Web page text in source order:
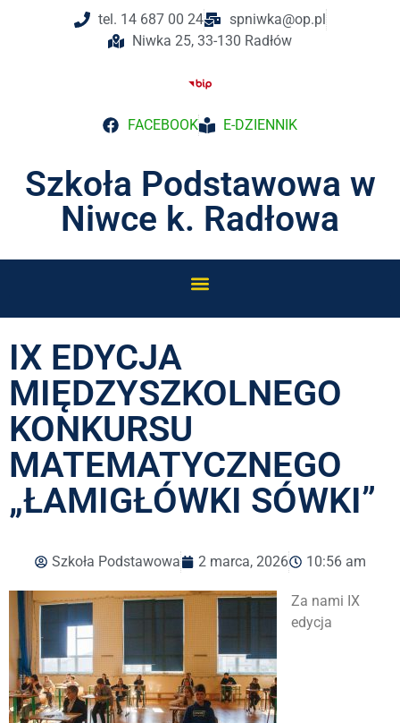
tel. 14 687 00 24
spniwka@op.pl
Niwka 25, 33-130 Radłów
FACEBOOK E-DZIENNIK
Szkoła Podstawowa w
Niwce k. Radłowa
IX EDYCJA
MIĘDZYSZKOLNEGO
KONKURSU
MATEMATYCZNEGO
„ŁAMIGŁÓWKI SÓWKI”
Szkoła Podstawowa 2 marca, 2026 10:56 am
Za nami IX
edycja